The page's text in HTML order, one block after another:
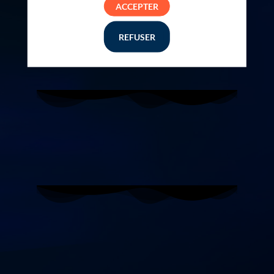
clients.
ACCEPTER
REFUSER